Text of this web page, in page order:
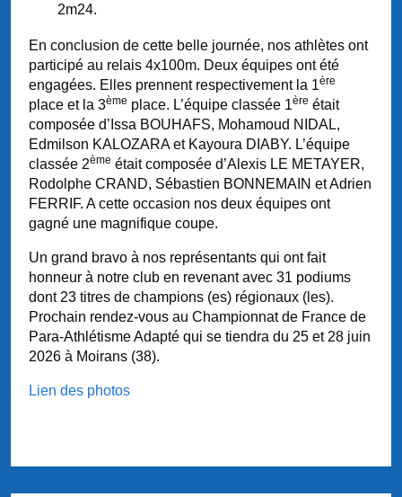
2m24.
En conclusion de cette belle journée, nos athlètes ont
participé au relais 4x100m. Deux équipes ont été
engagées. Elles prennent respectivement la 1ère
place et la 3ème place. L’équipe classée 1ère était
composée d’Issa BOUHAFS, Mohamoud NIDAL,
Edmilson KALOZARA et Kayoura DIABY. L’équipe
classée 2ème était composée d’Alexis LE METAYER,
Rodolphe CRAND, Sébastien BONNEMAIN et Adrien
FERRIF. A cette occasion nos deux équipes ont
gagné une magnifique coupe.
Un grand bravo à nos représentants qui ont fait
honneur à notre club en revenant avec 31 podiums
dont 23 titres de champions (es) régionaux (les).
Prochain rendez-vous au Championnat de France de
Para-Athlétisme Adapté qui se tiendra du 25 et 28 juin
2026 à Moirans (38).
Lien des photos